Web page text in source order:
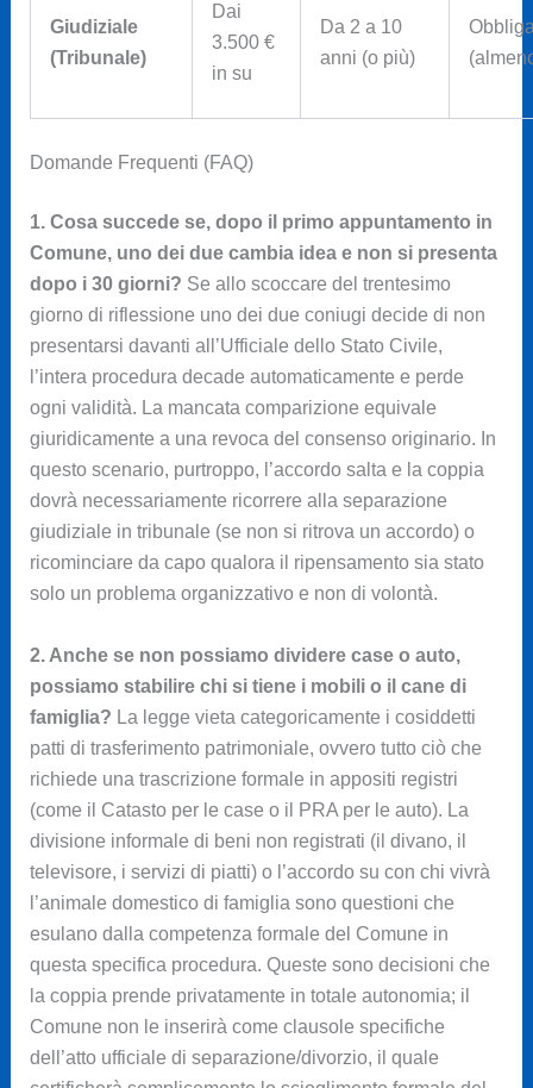
Giudiziale
(Tribunale)
Dai
3.500 €
in su
Da 2 a 10
anni (o più)
Domande Frequenti (FAQ)
1. Cosa succede se, dopo il primo appuntamento in
Comune, uno dei due cambia idea e non si presenta
dopo i 30 giorni? Se allo scoccare del trentesimo
giorno di riflessione uno dei due coniugi decide di non
presentarsi davanti all’Ufficiale dello Stato Civile,
l’intera procedura decade automaticamente e perde
ogni validità. La mancata comparizione equivale
giuridicamente a una revoca del consenso originario. In
questo scenario, purtroppo, l’accordo salta e la coppia
dovrà necessariamente ricorrere alla separazione
giudiziale in tribunale (se non si ritrova un accordo) o
ricominciare da capo qualora il ripensamento sia stato
solo un problema organizzativo e non di volontà.
2. Anche se non possiamo dividere case o auto,
possiamo stabilire chi si tiene i mobili o il cane di
famiglia? La legge vieta categoricamente i cosiddetti
patti di trasferimento patrimoniale, ovvero tutto ciò che
richiede una trascrizione formale in appositi registri
(come il Catasto per le case o il PRA per le auto). La
divisione informale di beni non registrati (il divano, il
televisore, i servizi di piatti) o l’accordo su con chi vivrà
l’animale domestico di famiglia sono questioni che
esulano dalla competenza formale del Comune in
questa specifica procedura. Queste sono decisioni che
la coppia prende privatamente in totale autonomia; il
Comune non le inserirà come clausole specifiche
dell’atto ufficiale di separazione/divorzio, il quale